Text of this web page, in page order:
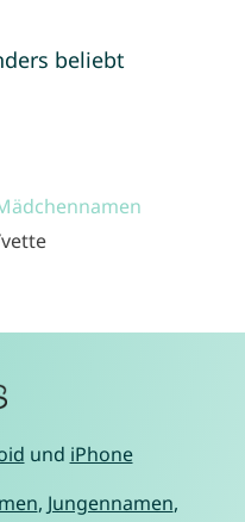
beliebt
und iPhone
, Jungennamen,